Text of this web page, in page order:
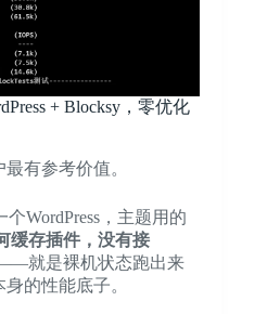
+ Blocksy，零优化
有参考价值。
WordPress，主题用的
缓存插件，没有接
就是裸机状态跑出来
的性能底子。